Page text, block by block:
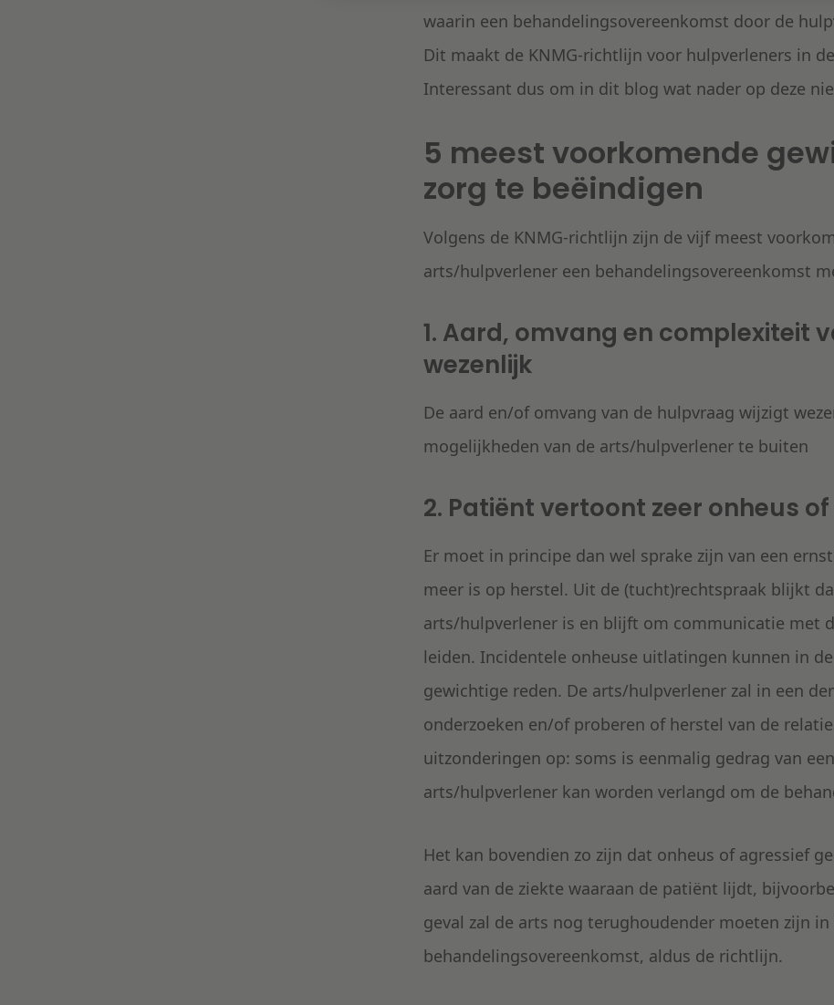
waarin een behandelingsovereenkomst door de
Dit maakt de KNMG-richtlijn voor hulpverleners in
Interessant dus om in dit blog wat nader op deze
5 meest voorkomende
zorg te beëindigen
Volgens de KNMG-richtlijn zijn de vijf meest
arts/hulpverlener een behandelingsovereenkomst
1. Aard, omvang en complexiteit
wezenlijk
De aard en/of omvang van de hulpvraag wijzigt
mogelijkheden van de arts/hulpverlener te buiten
2. Patiënt vertoont zeer onheus
Er moet in principe dan wel sprake zijn van een
meer is op herstel. Uit de (tucht)rechtspraak blijkt
arts/hulpverlener is en blijft om communicatie met
leiden. Incidentele onheuse uitlatingen kunnen in
gewichtige reden. De arts/hulpverlener zal in een
onderzoeken en/of proberen of herstel van de
uitzonderingen op: soms is eenmalig gedrag van
arts/hulpverlener kan worden verlangd om de
Het kan bovendien zo zijn dat onheus of agressief
aard van de ziekte waaraan de patiënt lijdt,
geval zal de arts nog terughoudender moeten zijn
behandelingsovereenkomst, aldus de richtlijn.